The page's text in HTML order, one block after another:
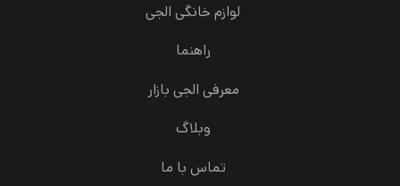
لوازم خانگی الجی
راهنما
معرفی الجی بازار
وبلاگ
تماس با ما